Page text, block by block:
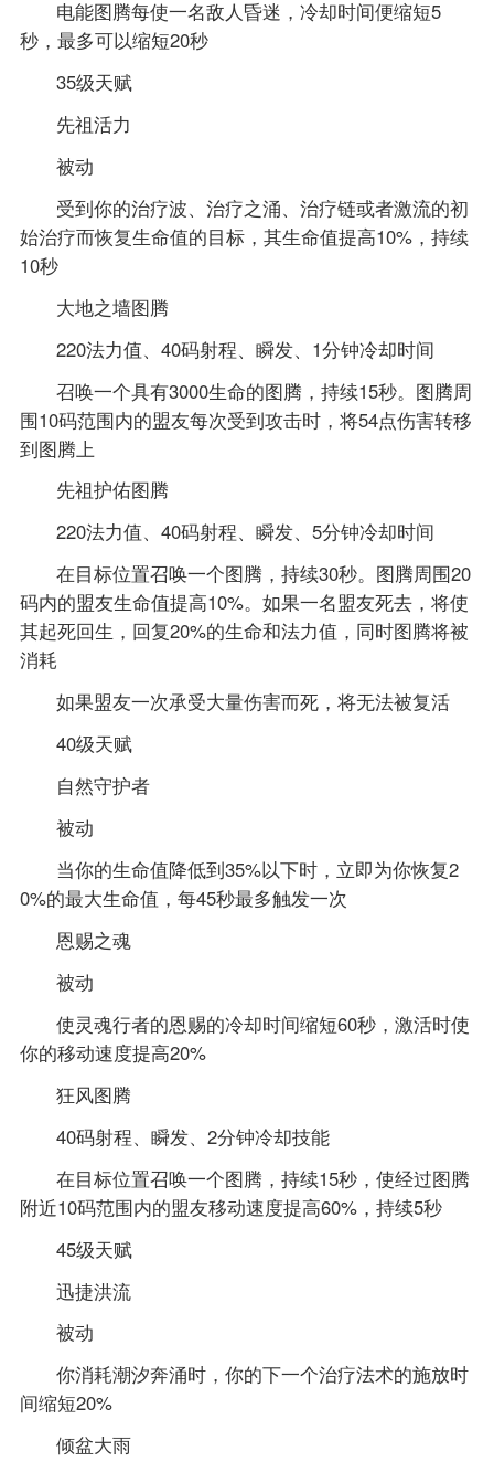
电能图腾每使一名敌人昏迷，冷却时间便缩短5
秒，最多可以缩短20秒
35级天赋
先祖活力
被动
受到你的治疗波、治疗之涌、治疗链或者激流的初
始治疗而恢复生命值的目标，其生命值提高10%，持续
10秒
大地之墙图腾
220法力值、40码射程、瞬发、1分钟冷却时间
召唤一个具有3000生命的图腾，持续15秒。图腾周
围10码范围内的盟友每次受到攻击时，将54点伤害转移
到图腾上
先祖护佑图腾
220法力值、40码射程、瞬发、5分钟冷却时间
在目标位置召唤一个图腾，持续30秒。图腾周围20
码内的盟友生命值提高10%。如果一名盟友死去，将使
其起死回生，回复20%的生命和法力值，同时图腾将被
消耗
如果盟友一次承受大量伤害而死，将无法被复活
40级天赋
自然守护者
被动
当你的生命值降低到35%以下时，立即为你恢复2
0%的最大生命值，每45秒最多触发一次
恩赐之魂
被动
使灵魂行者的恩赐的冷却时间缩短60秒，激活时使
你的移动速度提高20%
狂风图腾
40码射程、瞬发、2分钟冷却技能
在目标位置召唤一个图腾，持续15秒，使经过图腾
附近10码范围内的盟友移动速度提高60%，持续5秒
45级天赋
迅捷洪流
被动
你消耗潮汐奔涌时，你的下一个治疗法术的施放时
间缩短20%
倾盆大雨